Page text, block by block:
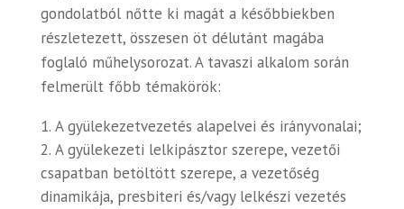
gondolatból nőtte ki magát a későbbiekben
részletezett, összesen öt délutánt magába
foglaló műhelysorozat. A tavaszi alkalom során
felmerült főbb témakörök:
A gyülekezetvezetés alapelvei és irányvonalai;
A gyülekezeti lelkipásztor szerepe, vezetői
csapatban betöltött szerepe, a vezetőség
dinamikája, presbiteri és/vagy lelkészi vezetés